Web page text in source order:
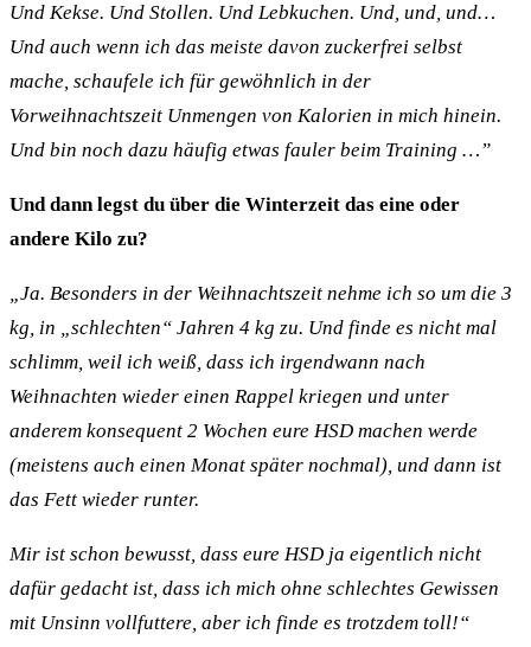
Und Kekse. Und Stollen. Und Lebkuchen. Und, und, und…
Und auch wenn ich das meiste davon zuckerfrei selbst
mache, schaufele ich für gewöhnlich in der
Vorweihnachtszeit Unmengen von Kalorien in mich hinein.
Und bin noch dazu häufig etwas fauler beim Training …”
Und dann legst du über die Winterzeit das eine oder
andere Kilo zu?
„Ja. Besonders in der Weihnachtszeit nehme ich so um die 3
kg, in „schlechten“ Jahren 4 kg zu. Und finde es nicht mal
schlimm, weil ich weiß, dass ich irgendwann nach
Weihnachten wieder einen Rappel kriegen und unter
anderem konsequent 2 Wochen eure HSD machen werde
(meistens auch einen Monat später nochmal), und dann ist
das Fett wieder runter.
Mir ist schon bewusst, dass eure HSD ja eigentlich nicht
dafür gedacht ist, dass ich mich ohne schlechtes Gewissen
mit Unsinn vollfuttere, aber ich finde es trotzdem toll!“